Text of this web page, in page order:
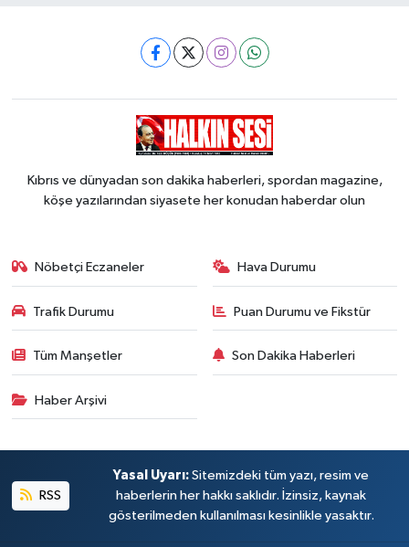
Kıbrıs ve dünyadan son dakika haberleri, spordan magazine,
köşe yazılarından siyasete her konudan haberdar olun
Nöbetçi Eczaneler Hava Durumu
Trafik Durumu Puan Durumu ve Fikstür
Tüm Manşetler Son Dakika Haberleri
Haber Arşivi
RSS
Yasal Uyarı: Sitemizdeki tüm yazı, resim ve
haberlerin her hakkı saklıdır. İzinsiz, kaynak
gösterilmeden kullanılması kesinlikle yasaktır.